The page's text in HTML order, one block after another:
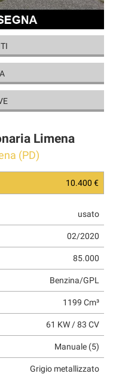
Limena
(PD)
10.400 €
usato
02/2020
85.000
Benzina/GPL
1199 Cm³
61 KW / 83 CV
Manuale (5)
Grigio metallizzato